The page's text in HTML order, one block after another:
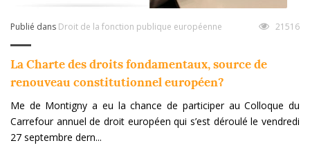
Publié dans Droit de la fonction publique européenne 21516
La Charte des droits fondamentaux, source de
renouveau constitutionnel européen?
Me de Montigny a eu la chance de participer au Colloque du
Carrefour annuel de droit européen qui s’est déroulé le vendredi
27 septembre dern...